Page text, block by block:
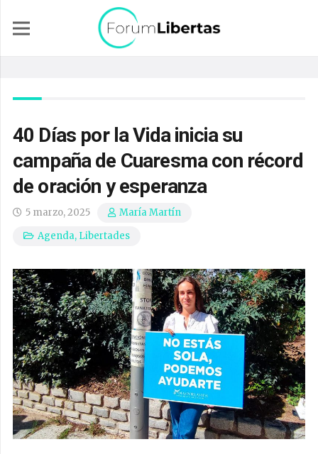
40 Días por la Vida inicia su
campaña de Cuaresma con récord
de oración y esperanza
5 marzo, 2025
María Martín
Agenda, Libertades